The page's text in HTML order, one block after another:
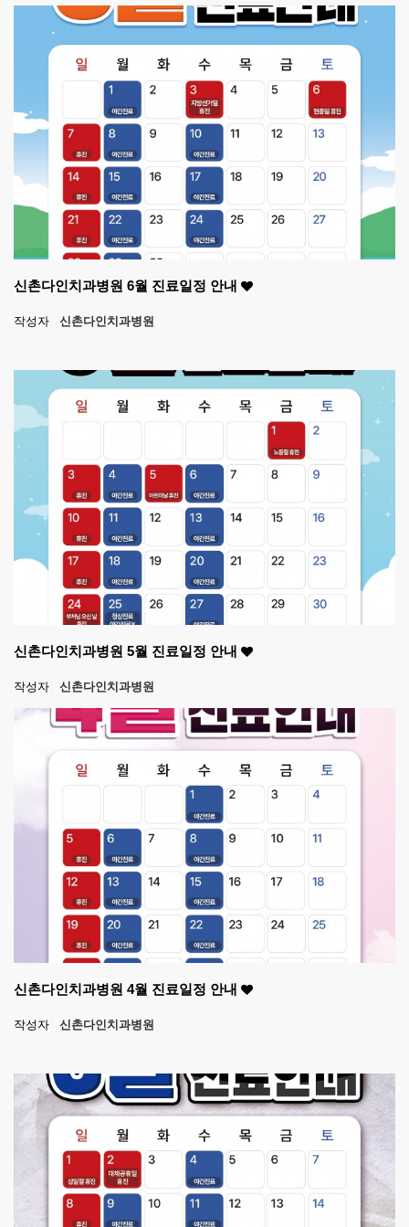
신촌다인치과병원 6월 진료일정 안내
작성자 신촌다인치과병원
신촌다인치과병원 5월 진료일정 안내
작성자 신촌다인치과병원
신촌다인치과병원 4월 진료일정 안내
작성자 신촌다인치과병원